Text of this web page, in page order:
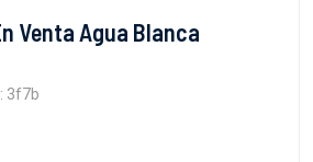
Venta Agua Blanca
3f7b